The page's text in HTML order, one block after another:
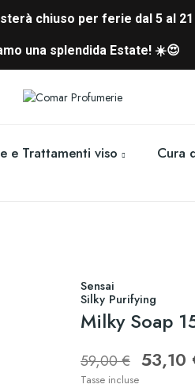
chiuso per ferie dal 5 al
una splendida Estate! ☀️😍
e Trattamenti viso Cura
Sensai
Silky Purifying
Milky Soap
59,00 € 53,10
Tasse incluse